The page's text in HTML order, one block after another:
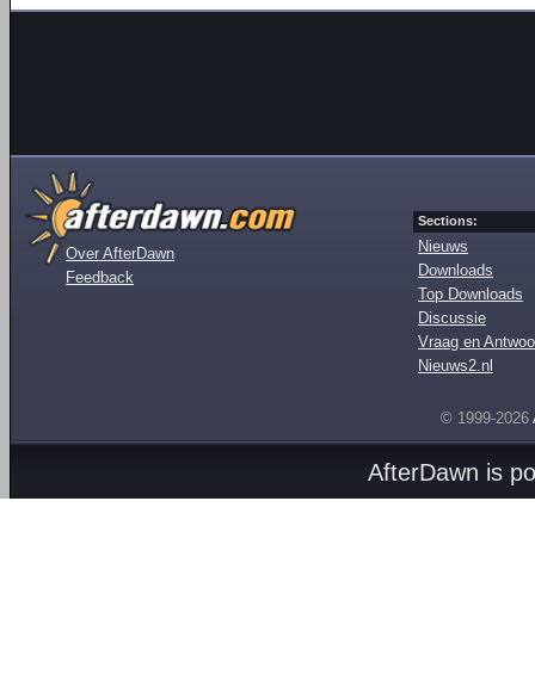
Over AfterDawn
Feedback
Sections:
Nieuws
Downloads
Top Downloads
Discussie
Vraag en
Nieuws2.nl
© 1999-2026
AfterDawn is